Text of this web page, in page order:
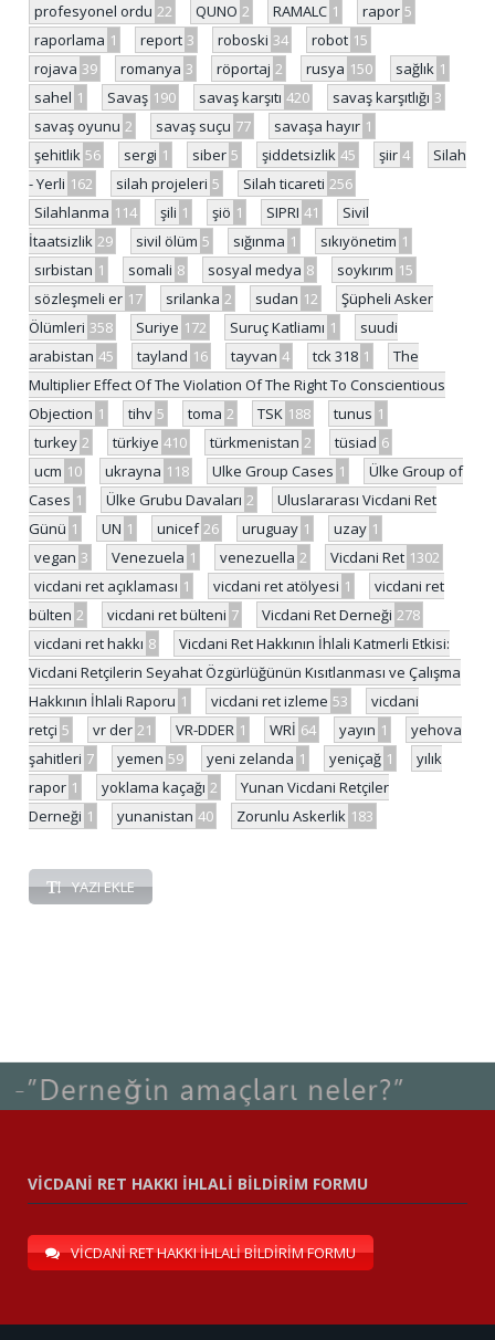
profesyonel ordu 22 QUNO 2 RAMALC 1 rapor 5
raporlama 1 report 3 roboski 34 robot 15
rojava 39 romanya 3 röportaj 2 rusya 150 sağlık 1
sahel 1 Savaş 190 savaş karşıtı 420 savaş karşıtlığı 3
savaş oyunu 2 savaş suçu 77 savaşa hayır 1
şehitlik 56 sergi 1 siber 5 şiddetsizlik 45 şiir 4
Silah
- Yerli 162 silah projeleri 5 Silah ticareti 256
Silahlanma 114 şili 1 şiö 1 SIPRI 41
Sivil
İtaatsizlik 29 sivil ölüm 5 sığınma 1 sıkıyönetim 1
sırbistan 1 somali 8 sosyal medya 8 soykırım 15
sözleşmeli er 17 srilanka 2 sudan 12
Şüpheli Asker
Ölümleri 358 Suriye 172 Suruç Katliamı 1
suudi
arabistan 45 tayland 16 tayvan 4 tck 318 1
The
Multiplier Effect Of The Violation Of The Right To Conscientious
Objection 1 tihv 5 toma 2 TSK 188 tunus 1
turkey 2 türkiye 410 türkmenistan 2 tüsiad 6
ucm 10 ukrayna 118 Ulke Group Cases 1
Ülke Group of
Cases 1 Ülke Grubu Davaları 2
Uluslararası Vicdani Ret
Günü 1 UN 1 unicef 26 uruguay 1 uzay 1
vegan 3 Venezuela 1 venezuella 2 Vicdani Ret 1302
vicdani ret açıklaması 1 vicdani ret atölyesi 1
vicdani ret
bülten 2 vicdani ret bülteni 7 Vicdani Ret Derneği 278
vicdani ret hakkı 8
Vicdani Ret Hakkının İhlali Katmerli Etkisi:
Vicdani Retçilerin Seyahat Özgürlüğünün Kısıtlanması ve Çalışma
Hakkının İhlali Raporu 1 vicdani ret izleme 53
vicdani
retçi 5 vr der 21 VR-DDER 1 WRİ 64 yayın 1
yehova
şahitleri 7 yemen 59 yeni zelanda 1 yeniçağ 1
yılık
rapor 1 yoklama kaçağı 2
Yunan Vicdani Retçiler
Derneği 1 yunanistan 40 Zorunlu Askerlik 183
YAZI EKLE
VİCDANİ RET HAKKI İHLALİ BİLDİRİM FORMU
VİCDANİ RET HAKKI İHLALİ BİLDİRİM FORMU